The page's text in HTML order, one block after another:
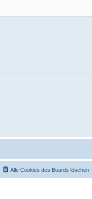
Alle Cookies des Boards löschen